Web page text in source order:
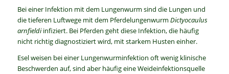
Bei einer Infektion mit dem Lungenwurm sind die Lungen und
die tieferen Luftwege mit dem Pferdelungenwurm Dictyocaulus
arnfieldiinfiziert. Bei Pferden geht diese Infektion, die häufig
nicht richtig diagnostiziert wird, mit starkem Husten einher.
Esel weisen bei einer Lungenwurminfektion oft wenig klinische
Beschwerden auf, sind aber häufig eine Weideinfektionsquelle